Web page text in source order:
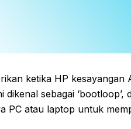
ketika HP kesayangan
sebagai ‘bootloop’,
PC atau laptop untuk